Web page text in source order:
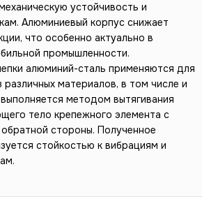
устойчивость и
Алюминиевый корпус снижает
что особенно актуально в
промышленности.
алюминий-сталь применяются для
различных материалов, в том числе и
методом вытягивания
тело крепежного элемента с
стороны. Полученное
стойкостью к вибрациям и